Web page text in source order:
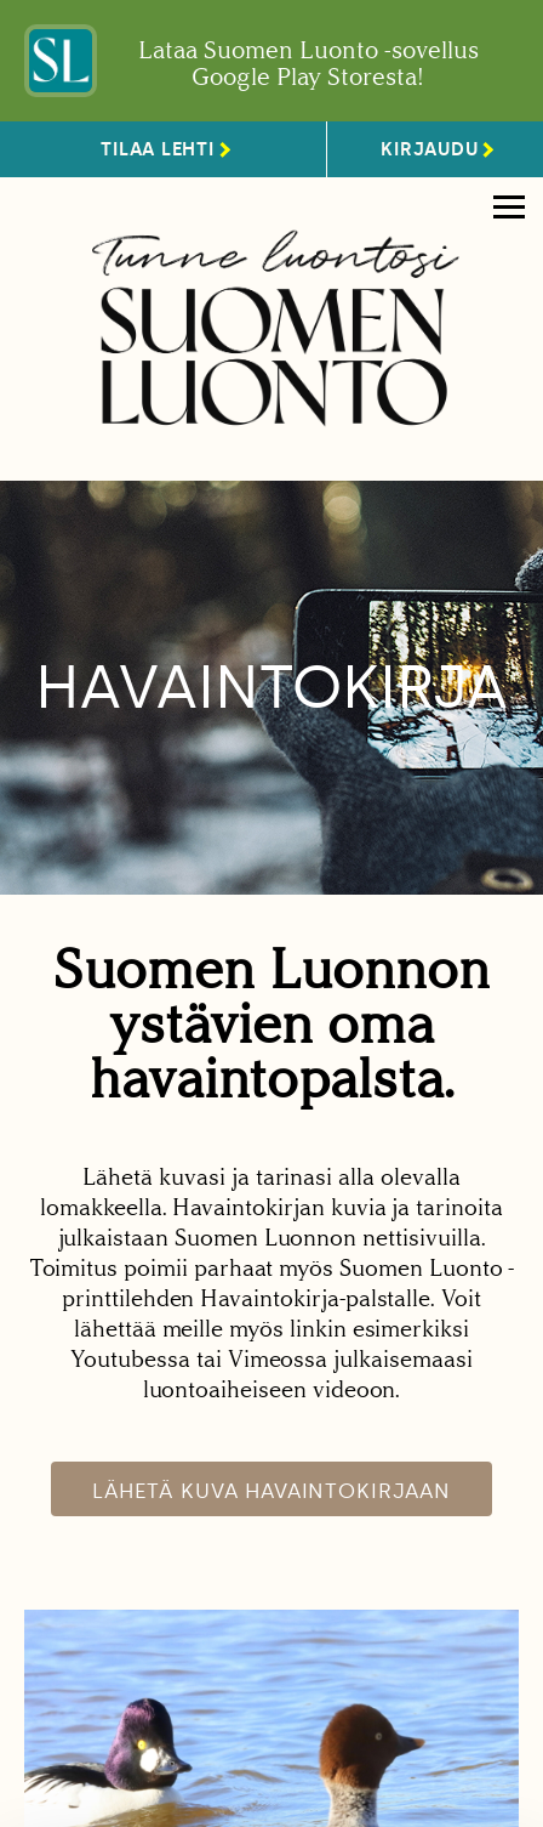
Lataa Suomen Luonto -sovellus
Google Play Storesta!
TILAA LEHTI KIRJAUDU
HAVAINTOKIRJA
Suomen Luonnon
ystävien oma
havaintopalsta.
Lähetä kuvasi ja tarinasi alla olevalla
lomakkeella. Havaintokirjan kuvia ja tarinoita
julkaistaan Suomen Luonnon nettisivuilla.
Toimitus poimii parhaat myös Suomen Luonto -
printtilehden Havaintokirja-palstalle. Voit
lähettää meille myös linkin esimerkiksi
Youtubessa tai Vimeossa julkaisemaasi
luontoaiheiseen videoon.
LÄHETÄ KUVA HAVAINTOKIRJAAN